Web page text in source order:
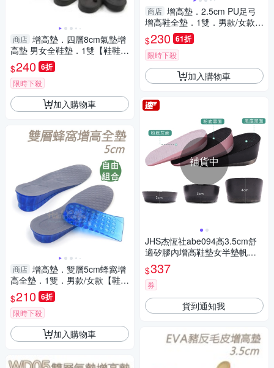
商店 增高墊．四層8cm氣墊增
高墊 男女全鞋墊．1雙【鞋鞋俱
樂部】【906-B40】
$240 6折
限時下殺
加入購物車
商店 增高墊．雙層5cm蜂窩增
高全墊．1雙．男款/女款【鞋鞋
俱樂部】【906-B17】
$210 6折
限時下殺
加入購物車
商店 增高墊．2.5cm PU足弓
增高鞋全墊．1雙．男款/女款
【鞋鞋俱樂部】【906-B21】
$230 61折
限時下殺
加入購物車
補貨中
JHS杰恆社abe094高3.5cm舒
適矽膠內增高鞋墊女半墊帆布
鞋隱形男士減震運動
$337
券
貨到通知我